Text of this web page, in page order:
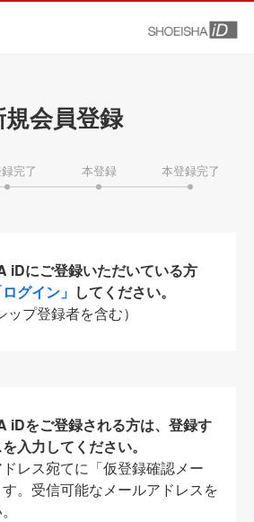
規会員登録
完了 本登録 本登録完了
iDにご登録いただいている方
ログイン」 してください。
ップ登録者を含む）
iDをご登録される方は、登録す
入力してください。
レス宛てに「仮登録確認メー
。受信可能なメールアドレスを